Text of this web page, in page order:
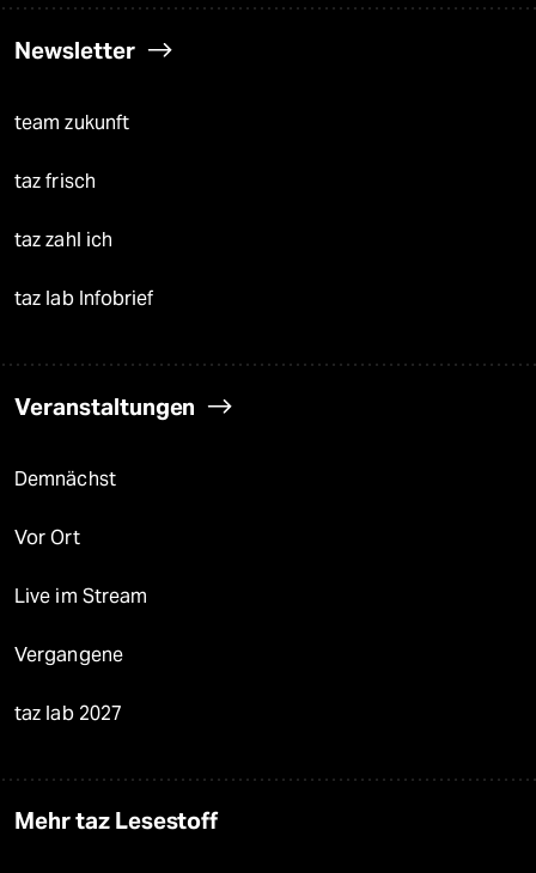
Newsletter
team zukunft
taz frisch
taz zahl ich
taz lab Infobrief
Veranstaltungen
Demnächst
Vor Ort
Live im Stream
Vergangene
taz lab 2027
Mehr taz Lesestoff